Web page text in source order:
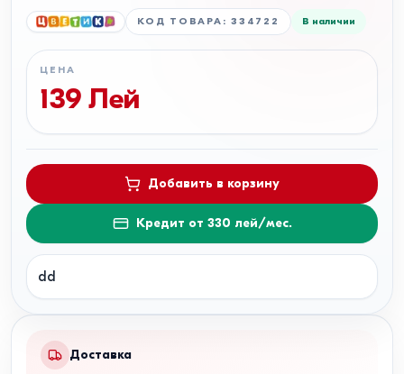
КОД ТОВАРА :334722 В наличии
ЦЕНА
139 Лей
Добавить в корзину
Кредит от 330 лей/мес.
dd
Доставка